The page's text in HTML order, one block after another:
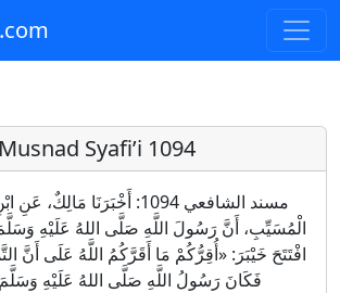
Musnad Syafi’i 1094
مسند الشافعي 1094: أَخْبَرَنَا
الْمُسَيِّبِ، أَنَّ رَسُولَ اللَّهِ صَلَّى اللهُ عَلَيْهِ
افْتَتَحَ خَيْبَرَ: «أُقِرُّكُمْ مَا أَقَرَّكُمُ اللَّهُ عَلَى أَنَّ
فَكَانَ رَسُولُ اللَّهِ صَلَّى اللهُ عَلَيْهِ